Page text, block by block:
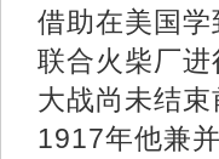
借助在美国
联合火柴厂
大战尚未结
1917年他兼